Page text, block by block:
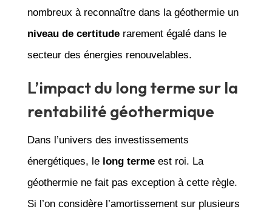
nombreux à reconnaître dans la géothermie un
niveau de certituderarement égalé dans le
secteur des énergies renouvelables.
L’impact du long terme sur la
rentabilité géothermique
Dans l’univers des investissements
énergétiques, le long termeest roi. La
géothermie ne fait pas exception à cette règle.
Si l’on considère l’amortissement sur plusieurs